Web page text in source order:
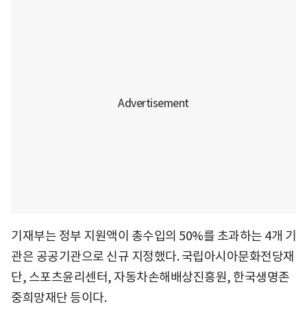
기재부는 정부 지원액이 총수입의 50%를 초과하는 4개 기
관은 공공기관으로 신규 지정했다. 국립아시아문화전당재
단, 스포츠윤리센터, 자동차손해배상진흥원, 한국생명존
중희망재단 등이다.